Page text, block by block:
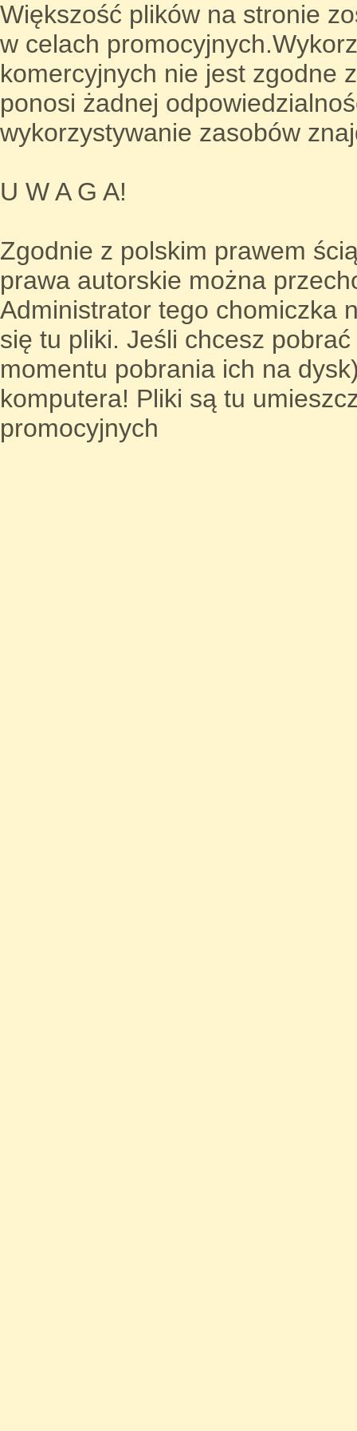
Większość plików na stronie
w celach
komercyjnych nie jest zgodne
ponosi żadnej
wykorzystywanie zasobów
U W A G A!
Zgodnie z polskim prawem
prawa autorskie można
Administrator tego chomiczka
się tu pliki. Jeśli chcesz
momentu pobrania ich na
komputera! Pliki są tu
promocyjnych